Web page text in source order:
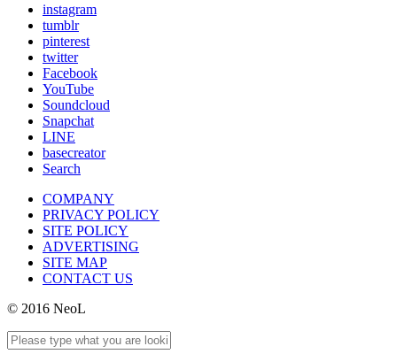
instagram
tumblr
pinterest
twitter
Facebook
YouTube
Soundcloud
Snapchat
LINE
basecreator
Search
COMPANY
PRIVACY POLICY
SITE POLICY
ADVERTISING
SITE MAP
CONTACT US
© 2016 NeoL